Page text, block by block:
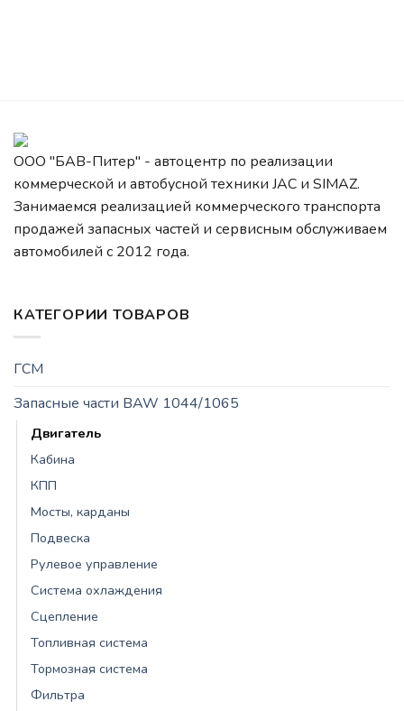
ООО "БАВ-Питер" - автоцентр по реализации
коммерческой и автобусной техники JAC и SIMAZ.
Занимаемся реализацией коммерческого транспорта
продажей запасных частей и сервисным обслуживаем
автомобилей c 2012 года.
КАТЕГОРИИ ТОВАРОВ
ГСМ
Запасные части BAW 1044/1065
Двигатель
Кабина
КПП
Мосты, карданы
Подвеска
Рулевое управление
Система охлаждения
Сцепление
Топливная система
Тормозная система
Фильтра